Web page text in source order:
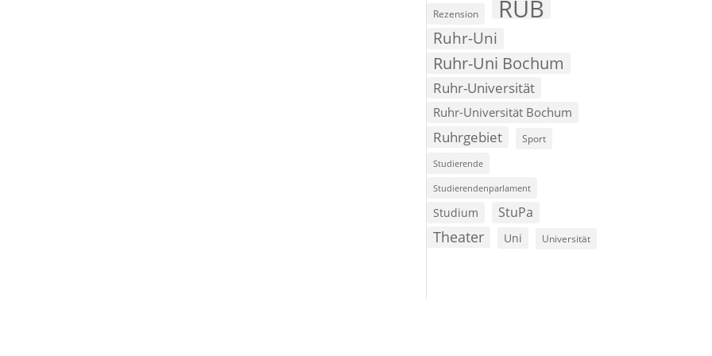
Rezension RUB
Ruhr-Uni
Ruhr-Uni Bochum
Ruhr-Universität
Ruhr-Universität Bochum
Ruhrgebiet Sport
Studierende
Studierendenparlament
Studium StuPa
Theater Uni Universität